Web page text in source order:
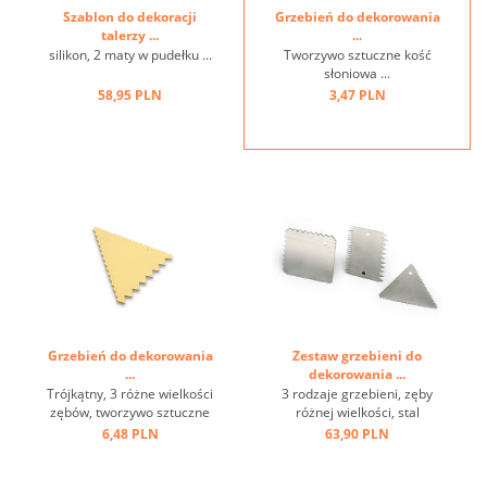
Szablon do dekoracji
talerzy ...
silikon, 2 maty w pudełku ...
58,95 PLN
Grzebień do dekorowania
...
Tworzywo sztuczne kość
słoniowa ...
3,47 PLN
Grzebień do dekorowania
...
Trójkątny, 3 różne wielkości
zębów, tworzywo sztuczne
kość słoniowa ...
6,48 PLN
Zestaw grzebieni do
dekorowania ...
3 rodzaje grzebieni, zęby
różnej wielkości, stal
nierdzewna ...
63,90 PLN